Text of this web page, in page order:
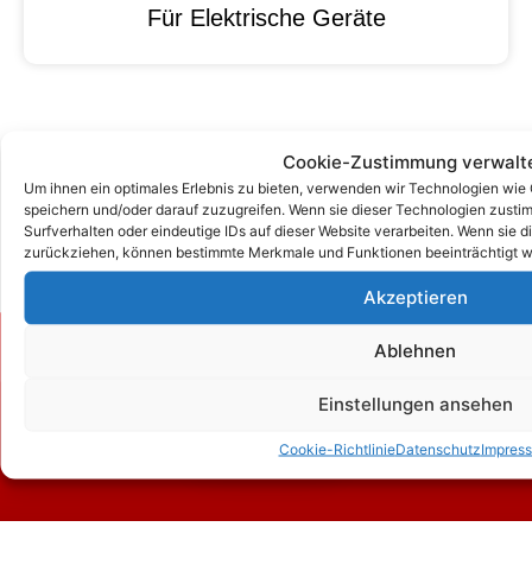
Cookie-Zustimmung
Um ihnen ein optimales Erlebnis zu bieten, verwenden wir Technologien
speichern und/oder darauf zuzugreifen. Wenn sie dieser Technologien
Surfverhalten oder eindeutige IDs auf dieser Website verarbeiten. Wenn sie
zurückziehen, können bestimmte Merkmale und Funktionen beeinträchtigt
Akzeptieren
Ablehnen
Einstellungen ansehen
Cookie-RichtlinieDatenschutz
Für Elektrische Geräte
Zum Kontaktformular
Kontakt